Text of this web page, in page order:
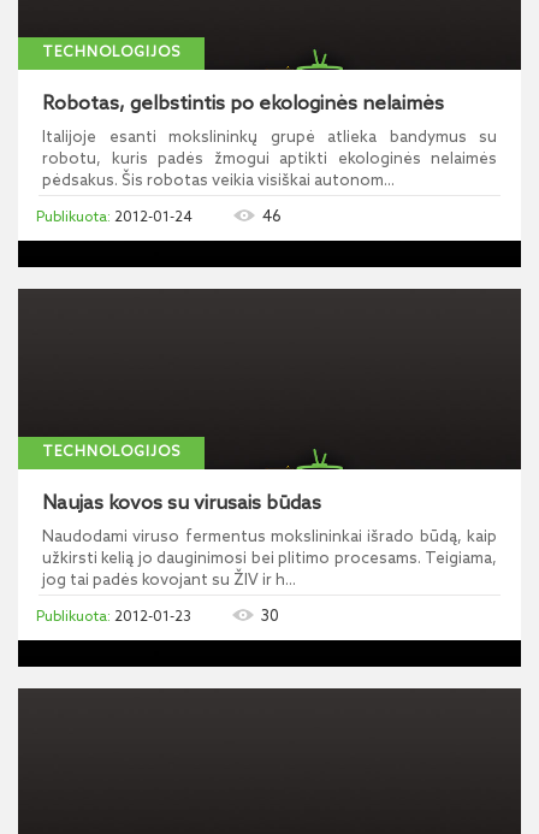
TECHNOLOGIJOS
Robotas, gelbstintis po ekologinės nelaimės
Italijoje esanti mokslininkų grupė atlieka bandymus su
robotu, kuris padės žmogui aptikti ekologinės nelaimės
pėdsakus. Šis robotas veikia visiškai autonom...
2012-01-24 46
TECHNOLOGIJOS
Naujas kovos su virusais būdas
Naudodami viruso fermentus mokslininkai išrado būdą, kaip
užkirsti kelią jo dauginimosi bei plitimo procesams. Teigiama,
jog tai padės kovojant su ŽIV ir h...
2012-01-23 30